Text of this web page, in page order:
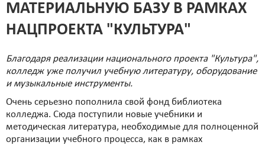
МАТЕРИАЛЬНУЮ БАЗУ В РАМКАХ
НАЦПРОЕКТА "КУЛЬТУРА"
Благодаря реализации национального проекта "Культура",
колледж уже получил учебную литературу, оборудование
и музыкальные инструменты.
Очень серьезно пополнила свой фонд библиотека
колледжа. Сюда поступили новые учебники и
методическая литература, необходимые для полноценной
организации учебного процесса, как в рамках